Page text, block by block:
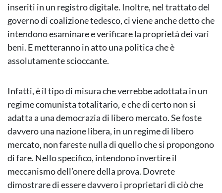
inseriti in un registro digitale. Inoltre, nel trattato del
governo di coalizione tedesco, ci viene anche detto che
intendono esaminare e verificare la proprietà dei vari
beni. E metteranno in atto una politica che è
assolutamente scioccante.
Infatti, è il tipo di misura che verrebbe adottata in un
regime comunista totalitario, e che di certo non si
adatta a una democrazia di libero mercato. Se foste
davvero una nazione libera, in un regime di libero
mercato, non fareste nulla di quello che si propongono
di fare. Nello specifico, intendono invertire il
meccanismo dell’onere della prova. Dovrete
dimostrare di essere davvero i proprietari di ciò che